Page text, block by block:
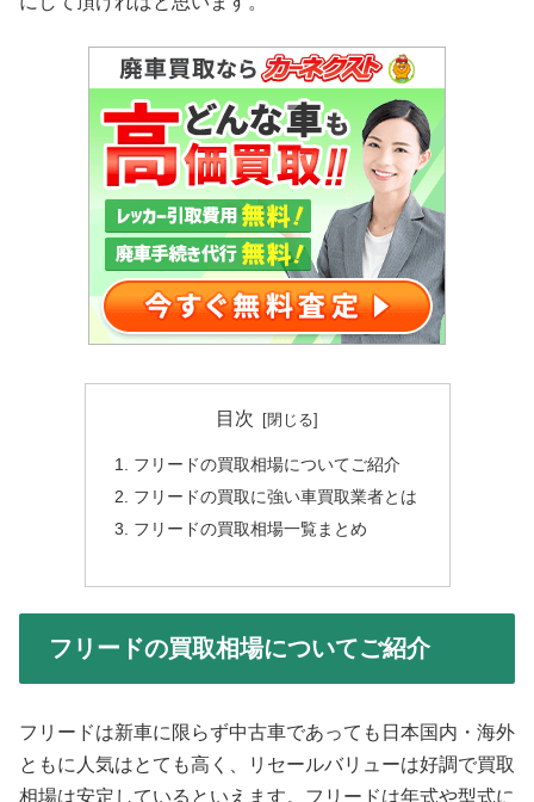
目次
フリードの買取相場についてご紹介
フリードの買取に強い車買取業者とは
フリードの買取相場一覧まとめ
フリードの買取相場についてご紹介
フリードは新車に限らず中古車であっても日本国内・海外
ともに人気はとても高く、リセールバリューは好調で買取
相場は安定しているといえます。フリードは年式や型式に